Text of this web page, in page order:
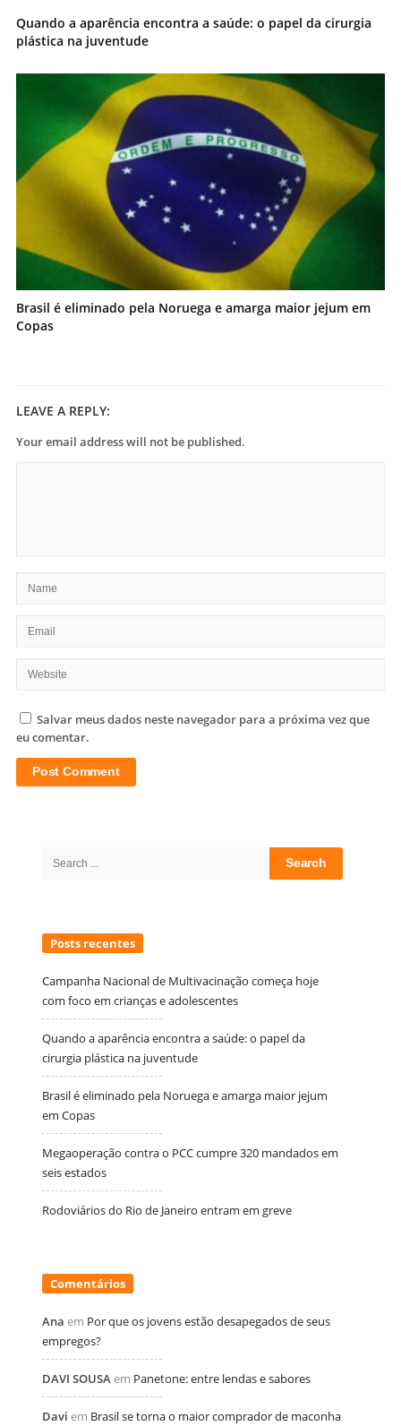
Quando a aparência encontra a saúde: o papel da cirurgia
plástica na juventude
Brasil é eliminado pela Noruega e amarga maior jejum em
Copas
LEAVE A REPLY:
Your email address will not be published.
Salvar meus dados neste navegador para a próxima vez que
eu comentar.
Search
Posts recentes
Campanha Nacional de Multivacinação começa hoje
com foco em crianças e adolescentes
Quando a aparência encontra a saúde: o papel da
cirurgia plástica na juventude
Brasil é eliminado pela Noruega e amarga maior jejum
em Copas
Megaoperação contra o PCC cumpre 320 mandados em
seis estados
Rodoviários do Rio de Janeiro entram em greve
Comentários
Ana em Por que os jovens estão desapegados de seus
empregos?
DAVI SOUSAem Panetone: entre lendas e sabores
Davi em Brasil se torna o maior comprador de maconha